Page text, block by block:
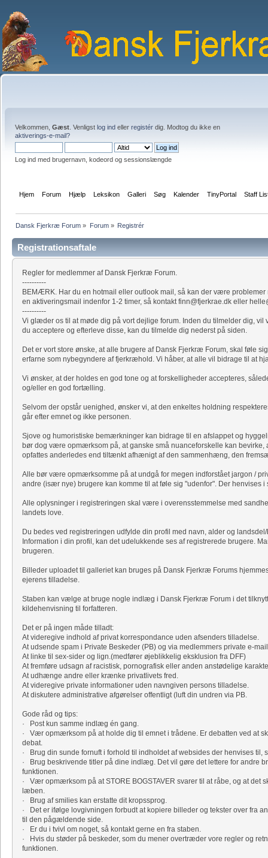
Velkommen, Gæst . Venligst log ind eller registér dig. Modtog du ikke en
aktiverings-e-mail?
Log ind med brugernavn, kodeord og sessionslængde
Hjem Forum Hjælp Leksikon Galleri Søg Kalender TinyPortal Staff
Dansk Fjerkræ Forum » Forum» Registrér
Registrationsaftale
Regler for medlemmer af Dansk Fjerkræ Forum.
----------
BEMÆRK. Har du en hotmail eller outlook mail, så kan der være
en aktiveringsmail indenfor 1-2 timer, så kontakt finn@fjerkrae.dk eller
----------
Vi glæder os til at møde dig på vort dejlige forum. Inden du tilmelder dig,
du acceptere og efterleve disse, kan du tilmelde dig nederst på siden.
Det er vort store ønske, at alle brugere af Dansk Fjerkræ Forum, skal føle
erfarne som nybegyndere af fjerkræhold. Vi håber, at alle vil bidrage til at
Vi ønsker, at der holdes en god tone og at forskelligheder accepteres,
og/eller en god fortælling.
Selvom der opstår uenighed, ønsker vi, at den enkeltes holdning
går efter emnet og ikke personen.
Sjove og humoristiske bemærkninger kan bidrage til en afslappet og
bør dog være opmærksom på, at ganske små nuanceforskelle kan
opfattes anderledes end tiltænkt afhænigt af den sammenhæng, den
Alle bør være opmærksomme på at undgå for megen indforstået jargon /
andre (især nye) brugere kan komme til at føle sig "udenfor". Der henvises i
Alle oplysninger i registreringen skal være i overensstemmelse med
landets love.
Du bedes ved registreringen udfylde din profil med navn, alder og
Information i din profil, kan det udelukkende ses af registrerede brugere.
brugeren.
Billeder uploadet til galleriet kan bruges på Dansk Fjerkræ Forums
ejerens tilladelse.
Staben kan vælge at bruge nogle indlæg i Dansk Fjerkræ Forum i det
kildehenvisning til forfatteren.
Det er på ingen måde tilladt:
At videregive indhold af privat korrespondance uden afsenders tilladelse.
At udsende spam i Private Beskeder (PB) og via medlemmers private e-
At linke til sex-sider og lign.(medfører øjeblikkelig eksklusion fra DFF)
At fremføre udsagn af racistisk, pornografisk eller anden anstødelige
At udhænge andre eller krænke privatlivets fred.
At videregive private informationer uden navngiven persons tilladelse.
At diskutere administrative afgørelser offentligt (luft din undren via PB.
Gode råd og tips:
· Post kun samme indlæg én gang.
· Vær opmærksom på at holde dig til emnet i trådene. Er debatten ved at
debat.
· Brug din sunde fornuft i forhold til indholdet af websides der henvises til,
· Brug beskrivende titler på dine indlæg. Det vil gøre det lettere for andre
funktionen.
· Vær opmærksom på at STORE BOGSTAVER svarer til at råbe, og at det
læben.
· Brug af smilies kan erstatte dit kropssprog.
· Det er ifølge lovgivningen forbudt at kopiere billeder og tekster over fra
til den pågældende side.
· Er du i tvivl om noget, så kontakt gerne en fra staben.
· Hvis du støder på beskeder, som du mener overtræder vore regler og
funktionen.